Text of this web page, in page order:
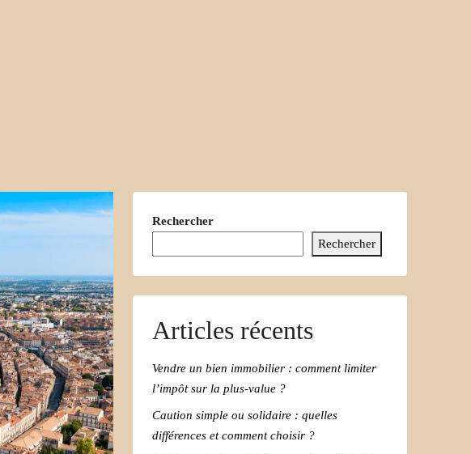
Rechercher
Rechercher
Articles récents
Vendre un bien immobilier : comment limiter
l’impôt sur la plus-value ?
Caution simple ou solidaire : quelles
différences et comment choisir ?